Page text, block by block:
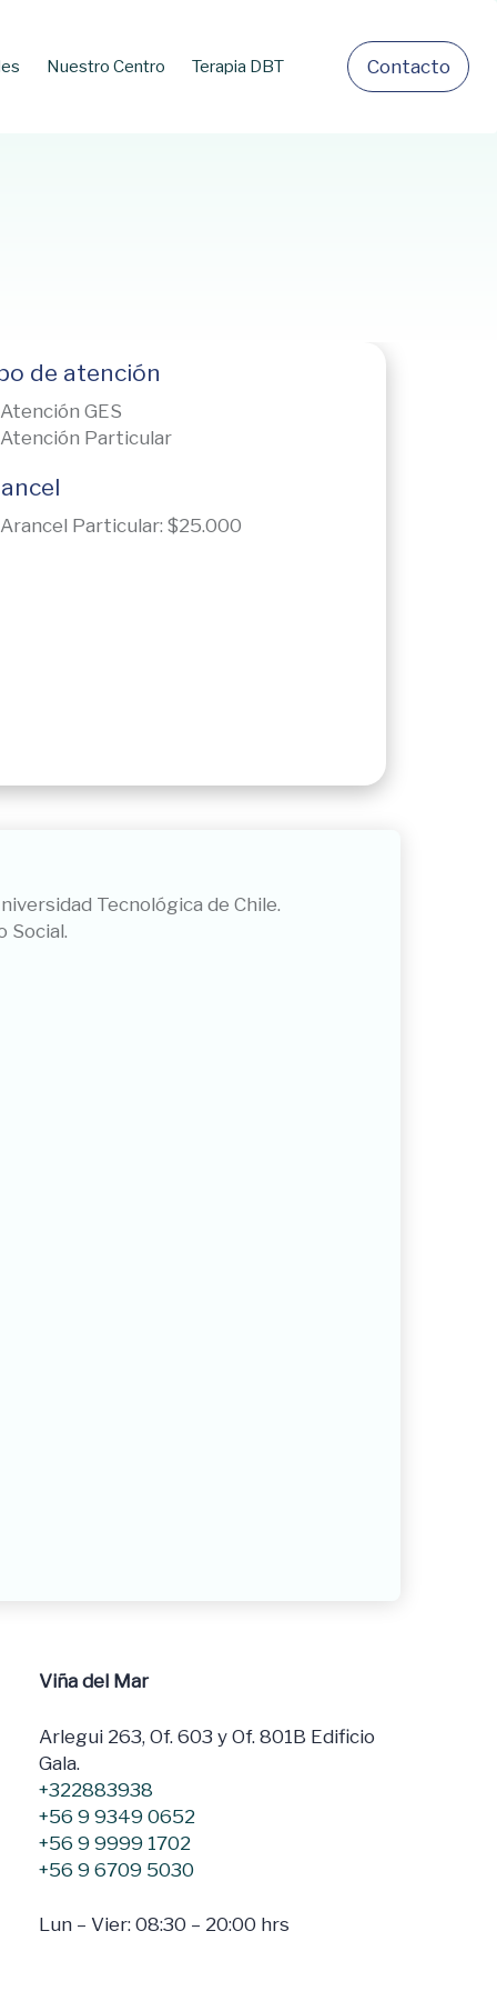
Nuestro Centro Terapia DBT Contacto
de atención
Atención GES
Atención Particular
Arancel Particular: $25.000
Tecnológica de Chile.
Social.
Viña del Mar
Arlegui 263, Of. 603 y Of. 801B Edificio
Gala.
+322883938
+56 9 9349 0652
+56 9 9999 1702
+56 9 6709 5030
Lun – Vier: 08:30 – 20:00 hrs